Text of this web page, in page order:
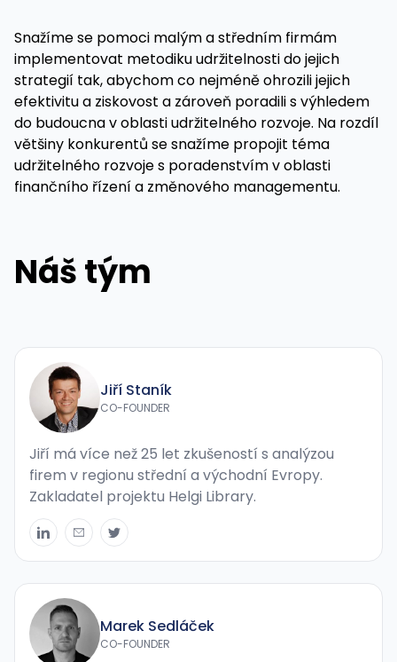
Snažíme se pomoci malým a středním firmám
implementovat metodiku udržitelnosti do jejich
strategií tak, abychom co nejméně ohrozili jejich
efektivitu a ziskovost a zároveň poradili s výhledem
do budoucna v oblasti udržitelného rozvoje. Na rozdíl
většiny konkurentů se snažíme propojit téma
udržitelného rozvoje s poradenstvím v oblasti
finančního řízení a změnového managementu.
Náš tým
Jiří Staník
CO-FOUNDER
Jiří má více než 25 let zkušeností s analýzou
firem v regionu střední a východní Evropy.
Zakladatel projektu Helgi Library.
Marek Sedláček
CO-FOUNDER